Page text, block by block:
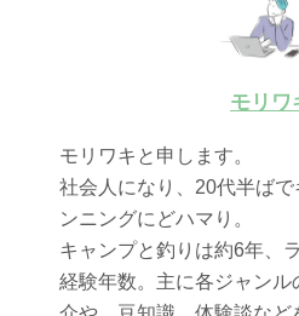
モリワ
モリワキと申します。
社会人になり、20代半ば
ンニングにどハマり。
キャンプと釣りは約6年、
経験年数。主に各ジャンル